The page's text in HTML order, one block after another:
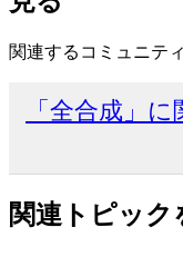
関連するコミュニテ
「全合成」
関連トピック